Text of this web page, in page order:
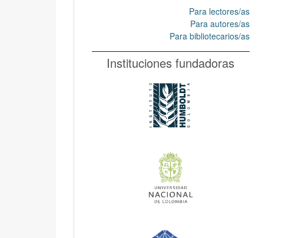
Para lectores/as
Para autores/as
Para bibliotecarios/as
Instituciones fundadoras